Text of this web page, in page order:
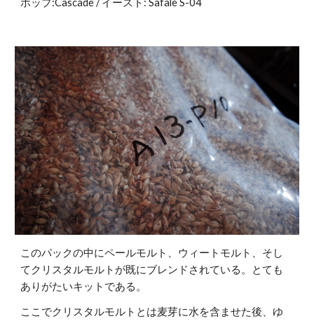
ホップ:Cascade / イースト: Safale S-04
このパックの中にペールモルト、ウィートモルト、そし
てクリスタルモルトが既にブレンドされている。とても
ありがたいキットである。
ここでクリスタルモルトとは麦芽に水を含ませた後、ゆ